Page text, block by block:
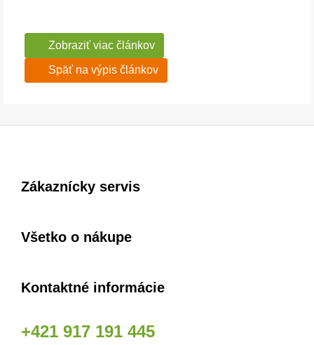
Zobraziť viac článkov
Späť na výpis článkov
Zákaznícky servis
Všetko o nákupe
Kontaktné informácie
+421 917 191 445